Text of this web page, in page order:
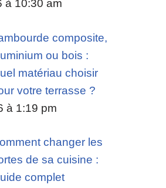
à 10:30 am
composite,
ou bois :
matériau choisir
votre terrasse ?
à 1:19 pm
changer les
de sa cuisine :
complet